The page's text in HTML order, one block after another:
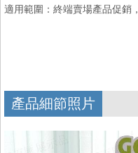
適用範圍：終端賣場產品促銷
產品細節照片